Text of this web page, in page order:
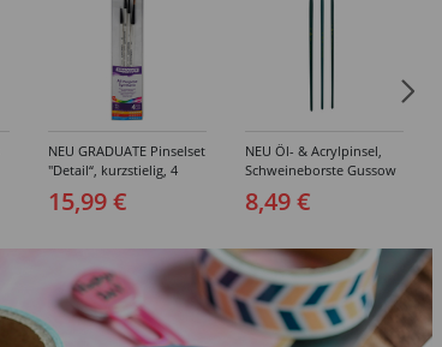
NEU GRADUATE Pinselset
"Detail“, kurzstielig, 4
15,99 €
NEU Öl- & Acrylpinsel,
Schweineborste Gussow
8,49 €